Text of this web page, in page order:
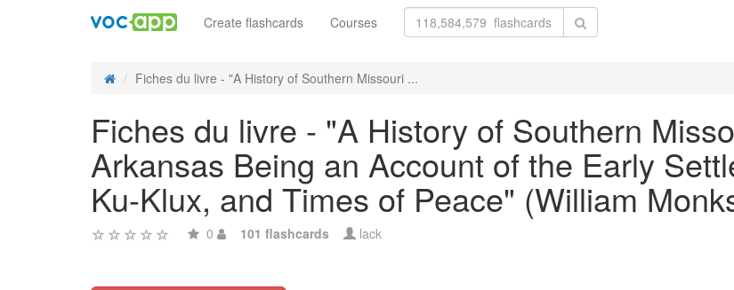
Create flashcards Courses
Fiches du livre - "A History of Southern Missouri ...
Fiches du livre - "A History of Southern
Arkansas Being an Account of the Early
Ku-Klux, and Times of Peace" (William
0 101 flashcards lack